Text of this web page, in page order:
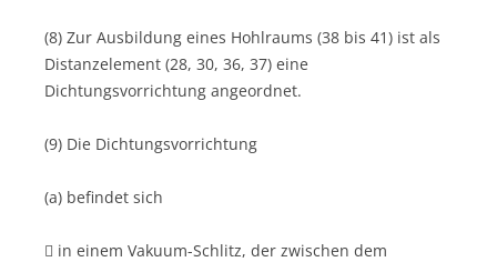
(8) Zur Ausbildung eines Hohlraums (38 bis 41) ist als
Distanzelement (28, 30, 36, 37) eine
Dichtungsvorrichtung angeordnet.
(9) Die Dichtungsvorrichtung
(a) befindet sich
 in einem Vakuum-Schlitz, der zwischen dem